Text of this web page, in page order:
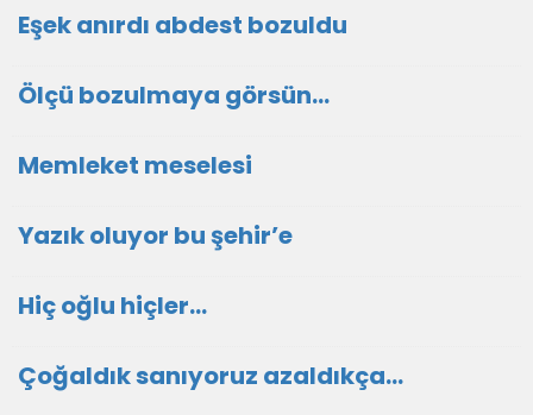
Eşek anırdı abdest bozuldu
Ölçü bozulmaya görsün…
Memleket meselesi
Yazık oluyor bu şehir’e
Hiç oğlu hiçler…
Çoğaldık sanıyoruz azaldıkça…